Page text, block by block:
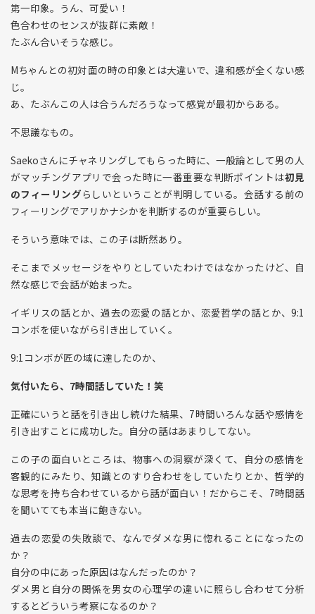
第一印象。うん、可愛い！
色合わせのセンスが抜群に素敵！
たぶん合いそうな感じ。
Mちゃんとの初対面の時の印象とは大違いで、違和感が全くない感
じ。
あ、たぶんこの人は合うんだろうなって感覚が最初からある。
不思議なもの。
Saekoさんにチャネリングしてもらった時に、一般論として男の人
がマッチングアプリで会った時に一番重要な判断ポイントは初見
のフィーリング らしいということが判明している。会話する前の
フィーリングでアリかナシかを判断するのが重要らしい。
そういう意味では、この子は断然あり。
そこまでメッセージをやりとしていたわけではなかったけど、自
然な感じで会話が始まった。
イギリスの話とか、過去の恋愛の話とか、恋愛哲学の話とか、9:1
コンボを使いながら引き出していく。
9:1コンボが匠の域に達したのか、
気付いたら、7時間話していた！笑
正確にいうと話を引き出し続けた結果、7時間いろんな話や感情を
引き出すことに成功した。自分の話はあまりしてない。
この子の面白いところは、物事への洞察が深くて、自分の感情を
客観的にみたり、知識とのすり合わせをしていたりとか、哲学的
な思考を持ち合わせているから話が面白い！だからこそ、7時間話
を聞いてても本当に飽きない。
過去の恋愛の失敗談で、なんでダメな男に惚れることになったの
か？
自分の中にあった原因はなんだったのか？
ダメ男と自分の関係を男女の心理学の違いに照らし合わせて分析
するとどういう考察になるのか？